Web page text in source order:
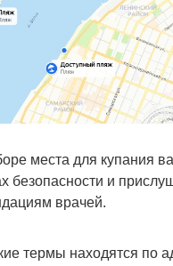
места для купания
безопасности и
врачей.
термы находятся по